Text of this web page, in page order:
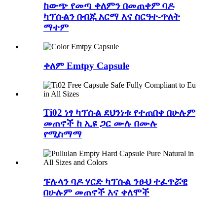
ከውጭ የመጣ ቀለምን በመጠቀም ባዶ
ካፕሱልን በብጁ አርማ እና ስርዓተ-ጥለት
ማተም
ቀለም Emtpy Capsule
Ti02 ነፃ ካፕሱል ደህንነቱ የተጠበቀ በሁሉም
መጠኖች ከ ኢዩ ጋር ሙሉ በሙሉ
የሚስማማ
ፑሉላን ባዶ ሃርድ ካፕሱል ንፁህ ተፈጥሯዊ
በሁሉም መጠኖች እና ቀለሞች